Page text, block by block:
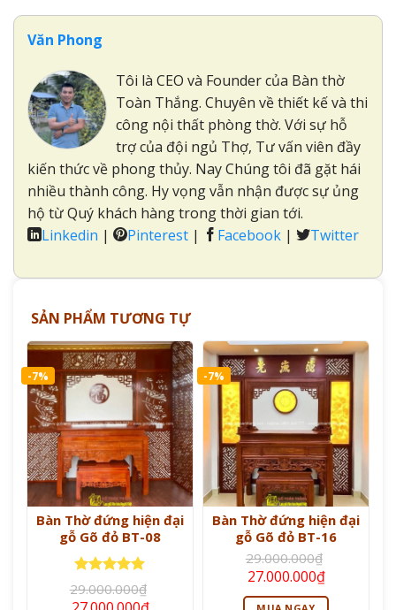
Văn Phong
Tôi là CEO và Founder của Bàn thờ
Toàn Thắng. Chuyên về thiết kế và thi
công nội thất phòng thờ. Với sự hỗ
trợ của đội ngủ Thợ, Tư vấn viên đầy
kiến thức về phong thủy. Nay Chúng tôi đã gặt hái
nhiều thành công. Hy vọng vẫn nhận được sự ủng
hộ từ Quý khách hàng trong thời gian tới.
Linkedin | Pinterest | Facebook | Twitter
SẢN PHẨM TƯƠNG TỰ
-7%
Bàn Thờ đứng hiện đại
gỗ Gõ đỏ BT-08
Được xếp
hạng55
29.000.000₫
Giá
Giá
-7%
Bàn Thờ đứng hiện đại
gỗ Gõ đỏ BT-16
29.000.000₫
Giá
gốc
là:
27.000.000₫Giá
hiện
tại